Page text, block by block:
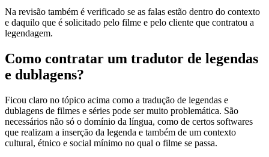
Na revisão também é verificado se as falas estão dentro do contexto
e daquilo que é solicitado pelo filme e pelo cliente que contratou a
legendagem.
Como contratar um tradutor de legendas
e dublagens?
Ficou claro no tópico acima como a tradução de legendas e
dublagens de filmes e séries pode ser muito problemática. São
necessários não só o domínio da língua, como de certos softwares
que realizam a inserção da legenda e também de um contexto
cultural, étnico e social mínimo no qual o filme se passa.